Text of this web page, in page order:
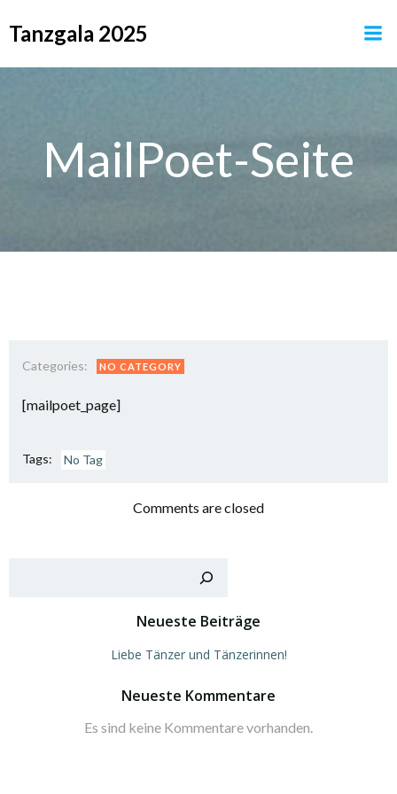
Tanzgala 2025
MailPoet-Seite
Categories: NO CATEGORY
[mailpoet_page]
Tags: No Tag
Comments are closed
Neueste Beiträge
Liebe Tänzer und Tänzerinnen!
Neueste Kommentare
Es sind keine Kommentare vorhanden.